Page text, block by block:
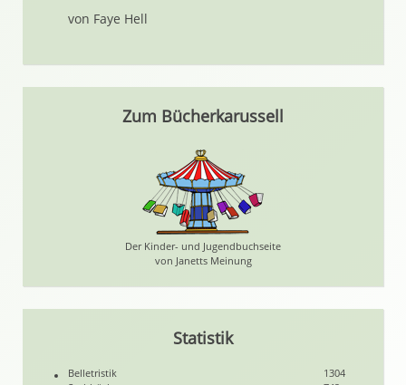
von Faye Hell
Zum Bücherkarussell
Der Kinder- und Jugendbuchseite
von Janetts Meinung
Statistik
Belletristik
1304